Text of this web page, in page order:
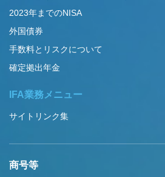
2023年までのNISA
外国債券
手数料とリスクについて
確定拠出年金
IFA業務メニュー
サイトリンク集
商号等